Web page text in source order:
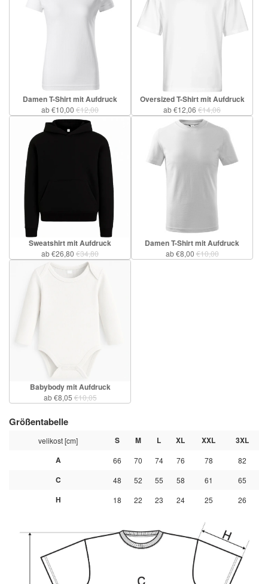
Damen T-Shirt mit Aufdruck
ab €10,00 €12,00
Oversized T-Shirt mit Aufdruck
ab €12,06 €14,06
Sweatshirt mit Aufdruck
ab €26,80 €34,80
Damen T-Shirt mit Aufdruck
ab €8,00€10,00
Babybody mit Aufdruck
ab €8,05€10,05
Größentabelle
velikost [cm] S M L XL XXL
3XL
A
66 70 74 76 78 82
C 48 52 55 58 61 65
H 18 22 23 24 25 26